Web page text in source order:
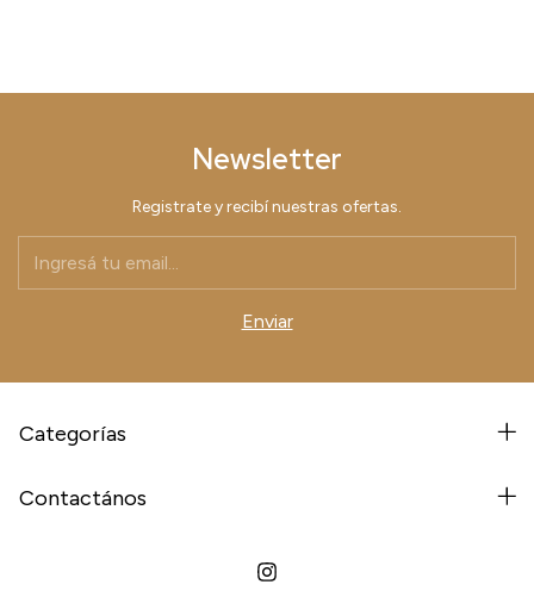
Newsletter
Registrate y recibí nuestras ofertas.
Categorías
Contactános